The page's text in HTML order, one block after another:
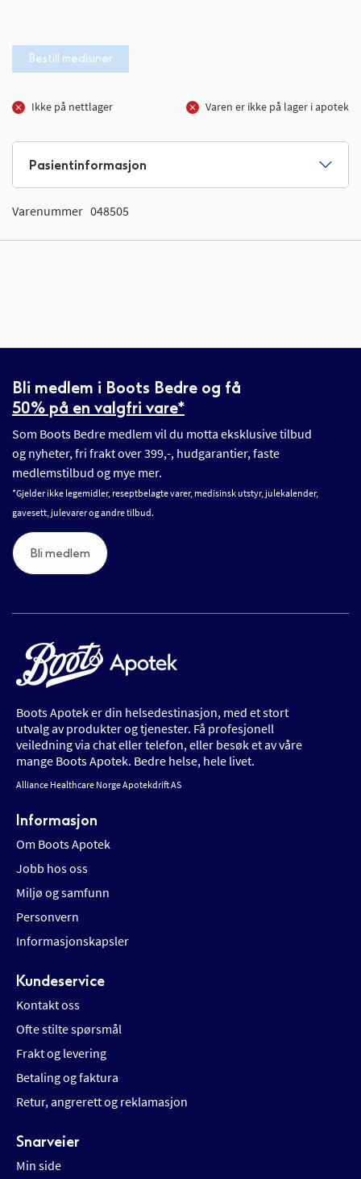
Bestill medisiner
Ikke på nettlager Varen er ikke på lager i apotek
Pasientinformasjon
Varenummer 048505
Bli medlem i Boots Bedre og få
50% på en valgfri vare*
Som Boots Bedre medlem vil du motta eksklusive tilbud
og nyheter, fri frakt over 399,-, hudgarantier, faste
medlemstilbud og mye mer.
*Gjelder ikke legemidler, reseptbelagte varer, medisinsk utstyr, julekalender,
gavesett, julevarer og andre tilbud.
Bli medlem
Boots Apotek er din helsedestinasjon, med et stort
utvalg av produkter og tjenester. Få profesjonell
veiledning via chat eller telefon, eller besøk et av våre
mange Boots Apotek. Bedre helse, hele livet.
Alliance Healthcare Norge Apotekdrift AS
Informasjon
Om Boots Apotek
Jobb hos oss
Miljø og samfunn
Personvern
Informasjonskapsler
Kundeservice
Kontakt oss
Ofte stilte spørsmål
Frakt og levering
Betaling og faktura
Retur, angrerett og reklamasjon
Snarveier
Min side